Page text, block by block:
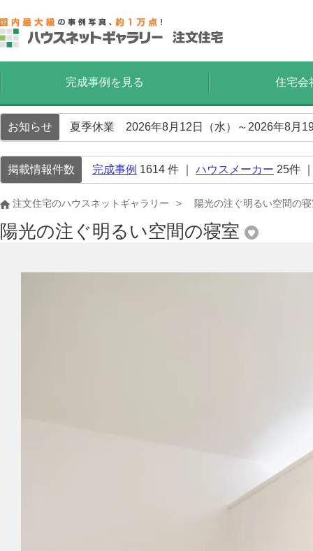
完成事例を見る 住宅会
お知らせ 夏季休業 2026年8月12日（水）～2026年8月
掲載情報件数 完成事例 1614 件 ｜ ハウスメーカー 25件
注文住宅のハウスネットギャラリー 陽光の注ぐ明るい空間の
陽光の注ぐ明るい空間の寝室